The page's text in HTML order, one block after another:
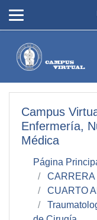
Campus
Enfermería,
Médica
Página
CARRERA
CUARTO